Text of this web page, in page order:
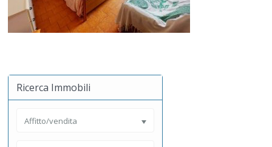
Ricerca Immobili
Affitto/vendita